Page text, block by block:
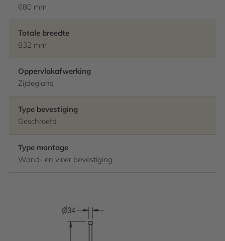
680 mm
Totale breedte
832 mm
Oppervlakafwerking
Zijdeglans
Type bevestiging
Geschroefd
Type montage
Wand- en vloer bevestiging